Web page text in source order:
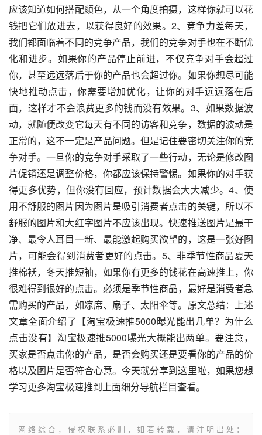
应该知道如何搭配颜色，从一个角度拍摄，这样你就可以花
钱把它们放进去，以获得良好的效果。2、竞争力差每天，
我们都面临着不同的竞争产品，我们的竞争对手也在不断优
化和进步。如果你的产品停止前进，不仅竞争对手会超过
你，甚至远远落后于你的产品也会超过你。如果你想尽可能
快地推动点击，你需要增加优化，让你的对手远远落在后
面，这样才不会浪费更多的钱而没有效果。3、如果数据波
动，就随便改变它每天有不同的访客和竞争，数据的波动是
正常的，这不一定是产品问题。但是记住要密切关注你的竞
争对手。一旦你的竞争对手采取了一些行动，无论是修改图
片促销还是调整价格，你都应该保持警惕。如果你的对手获
得更多优势，但你没有回应，预计数据会大大减少。4、使
用不舒服的图片因为图片是吸引消费者点击的关键，所以不
舒服的图片和大红字图片不应该出现。快速推送图片是最干
净、最令人耳目一新、最能激起购买欲望的，这是一张好图
片，可能会得到消费者更好的点击。5、非季节性商品夏天
推棉袄，冬天推短袖，如果你有更多的钱花在高速推上，你
很难得到很好的点击。必须是季节性商品，最好是消费者急
需购买的产品，如凉席、扇子、太阳伞等。原文总结：上述
文章全面介绍了【淘宝极速推5000曝光能出几单？为什么
点击没有】淘宝极速推5000曝光大概能出两单。要注意，
买家是否点击你的产品，是否会购买还是要看你的产品的价
格以及图片是否符合心意。今天就分享到这里啦，如果您想
学习更多淘宝极速推到上面细分导航栏目查看。
网络综合，侵权联系必删，如若转载，请注明出处：